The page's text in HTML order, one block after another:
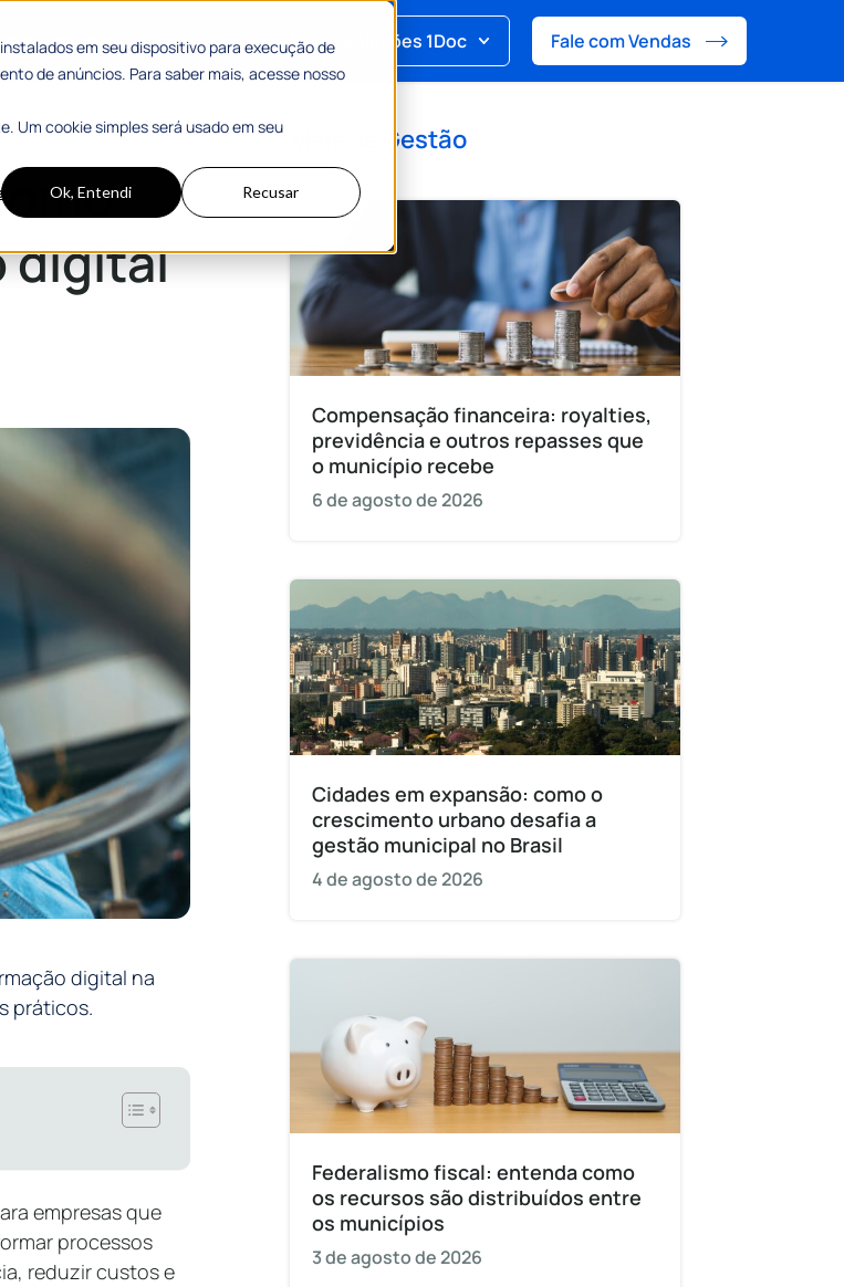
em seu dispositivo para execução de
de anúncios. Para saber mais, acesse nosso
Um cookie simples será usado em seu
Ok, Entendi Recusar
Gratuitos Soluções 1Doc Fale com Vendas
digital
digital na
práticos.
empresas que
processos
reduzir custos e
Gestão
Compensação financeira: royalties,
previdência e outros repasses que
o município recebe
6 de agosto de 2026
Cidades em expansão: como o
crescimento urbano desafia a
gestão municipal no Brasil
4 de agosto de 2026
Federalismo fiscal: entenda como
os recursos são distribuídos entre
os municípios
3 de agosto de 2026